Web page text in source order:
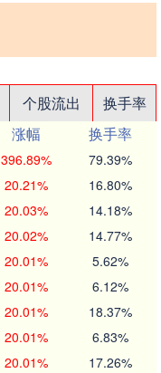
个股流出
换手率
涨幅
换手率
396.89% 79.39%
20.21% 16.80%
20.03% 14.18%
20.02% 14.77%
20.01% 5.62%
20.01% 6.12%
20.01% 18.37%
20.01% 6.83%
20.01% 17.26%